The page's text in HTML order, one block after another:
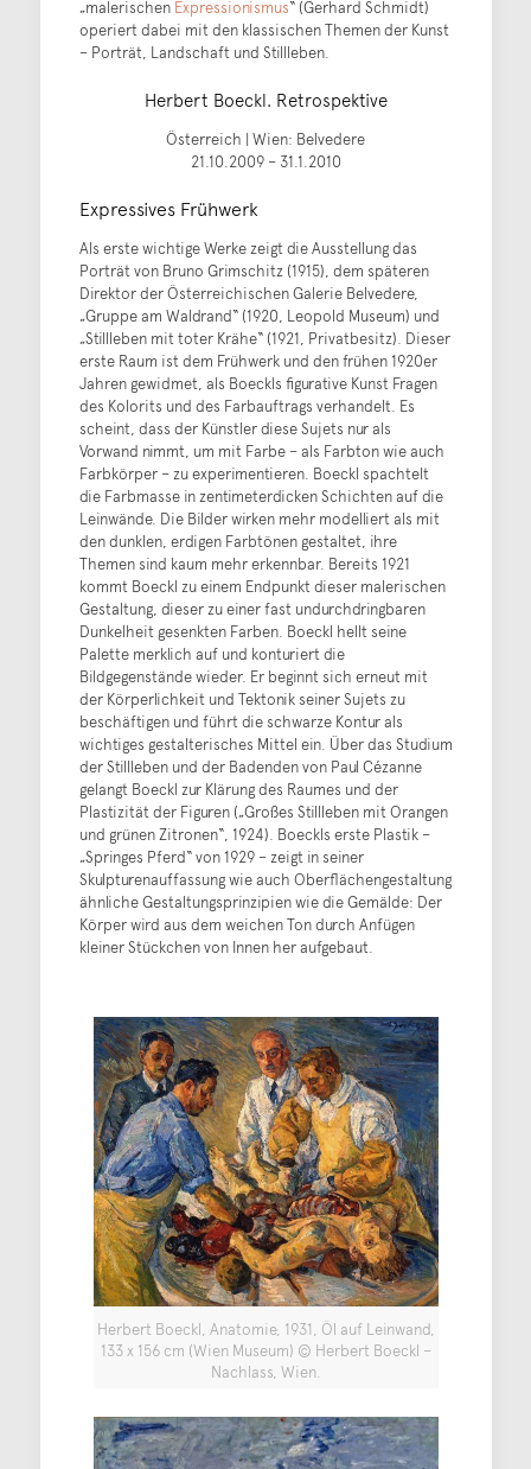
„malerischen Expressionismus“ (Gerhard Schmidt)
operiert dabei mit den klassischen Themen der Kunst
– Porträt, Landschaft und Stillleben.
Herbert Boeckl. Retrospektive
Österreich | Wien: Belvedere
21.10.2009 – 31.1.2010
Expressives Frühwerk
Als erste wichtige Werke zeigt die Ausstellung das
Porträt von Bruno Grimschitz (1915), dem späteren
Direktor der Österreichischen Galerie Belvedere,
„Gruppe am Waldrand“ (1920, Leopold Museum) und
„Stillleben mit toter Krähe“ (1921, Privatbesitz). Dieser
erste Raum ist dem Frühwerk und den frühen 1920er
Jahren gewidmet, als Boeckls figurative Kunst Fragen
des Kolorits und des Farbauftrags verhandelt. Es
scheint, dass der Künstler diese Sujets nur als
Vorwand nimmt, um mit Farbe – als Farbton wie auch
Farbkörper – zu experimentieren. Boeckl spachtelt
die Farbmasse in zentimeterdicken Schichten auf die
Leinwände. Die Bilder wirken mehr modelliert als mit
den dunklen, erdigen Farbtönen gestaltet, ihre
Themen sind kaum mehr erkennbar. Bereits 1921
kommt Boeckl zu einem Endpunkt dieser malerischen
Gestaltung, dieser zu einer fast undurchdringbaren
Dunkelheit gesenkten Farben. Boeckl hellt seine
Palette merklich auf und konturiert die
Bildgegenstände wieder. Er beginnt sich erneut mit
der Körperlichkeit und Tektonik seiner Sujets zu
beschäftigen und führt die schwarze Kontur als
wichtiges gestalterisches Mittel ein. Über das Studium
der Stillleben und der Badenden von Paul Cézanne
gelangt Boeckl zur Klärung des Raumes und der
Plastizität der Figuren („Großes Stillleben mit Orangen
und grünen Zitronen“, 1924). Boeckls erste Plastik –
„Springes Pferd“ von 1929 – zeigt in seiner
Skulpturenauffassung wie auch Oberflächengestaltung
ähnliche Gestaltungsprinzipien wie die Gemälde: Der
Körper wird aus dem weichen Ton durch Anfügen
kleiner Stückchen von Innen her aufgebaut.
Herbert Boeckl, Anatomie, 1931, Öl auf Leinwand,
133 x 156 cm (Wien Museum) © Herbert Boeckl –
Nachlass, Wien.